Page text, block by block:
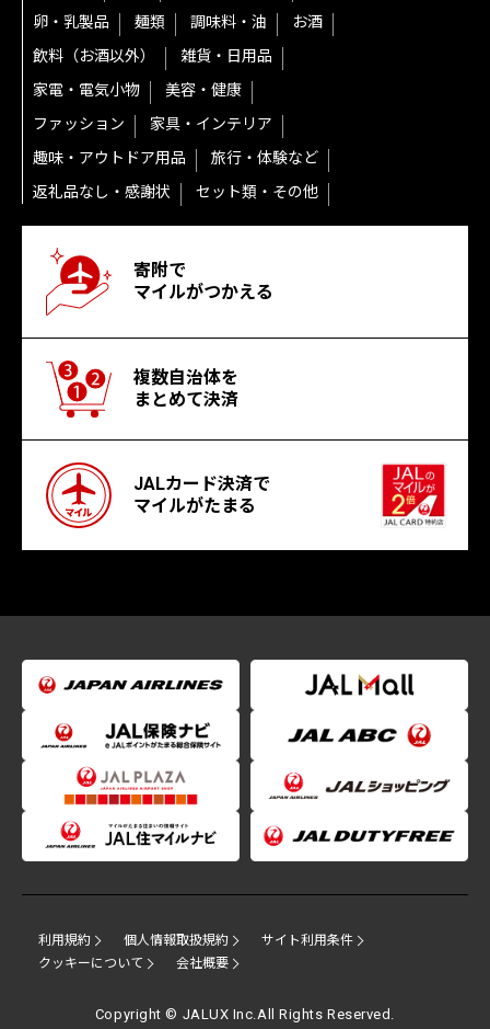
卵・乳製品
麺類 調味料・油
お酒
飲料（お酒以外）
雑貨・日用品
家電・電気小物
美容・健康
ファッション
家具・インテリア
趣味・アウトドア用品
旅行・体験など
返礼品なし・感謝状
セット類・その他
寄附で
マイルがつかえる
複数自治体を
まとめて決済
JALカード決済で
マイルがたまる
利用規約 個人情報取扱規約
サイト利用条件
クッキーについて
会社概要
Copyright © JALUX Inc.All Rights Reserved.